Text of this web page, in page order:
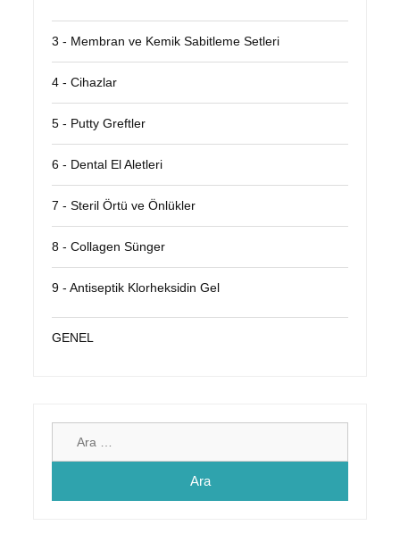
3 - Membran ve Kemik Sabitleme Setleri
4 - Cihazlar
5 - Putty Greftler
6 - Dental El Aletleri
7 - Steril Örtü ve Önlükler
8 - Collagen Sünger
9 - Antiseptik Klorheksidin Gel
GENEL